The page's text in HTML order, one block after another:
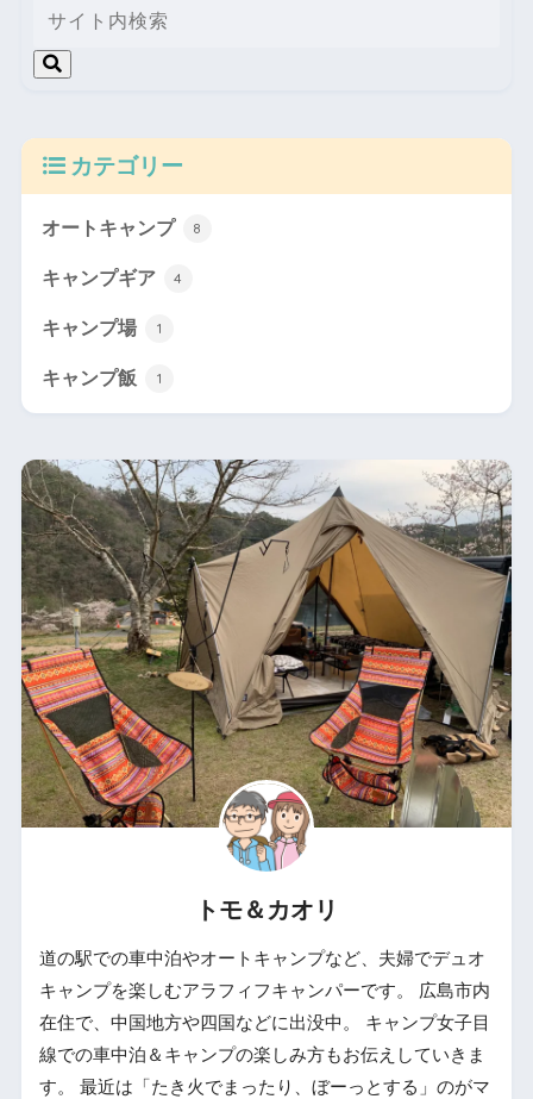
カテゴリー
オートキャンプ 8
キャンプギア 4
キャンプ場 1
キャンプ飯 1
トモ＆カオリ
道の駅での車中泊やオートキャンプなど、夫婦でデュオ
キャンプを楽しむアラフィフキャンパーです。 広島市内
在住で、中国地方や四国などに出没中。 キャンプ女子目
線での車中泊＆キャンプの楽しみ方もお伝えしていきま
す。 最近は「たき火でまったり、ぼーっとする」のがマ